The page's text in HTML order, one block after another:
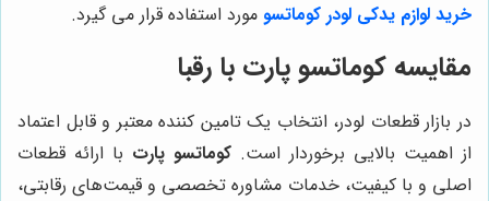
خرید لوازم یدکی لودر کوماتسو مورد استفاده قرار می ‌گیرد.
مقایسه کوماتسو پارت با رقبا
در بازار قطعات لودر، انتخاب یک تامین کننده معتبر و قابل اعتماد
از اهمیت بالایی برخوردار است. کوماتسو پارت با ارائه قطعات
اصلی و با کیفیت، خدمات مشاوره تخصصی و قیمت‌های رقابتی،